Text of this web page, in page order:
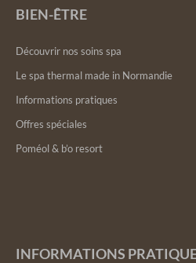
BIEN-ÊTRE
Découvrir nos soins spa
Le spa thermal made in Normandie
Informations pratiques
Offres spéciales
Poméol & b’o resort
INFORMATIONS